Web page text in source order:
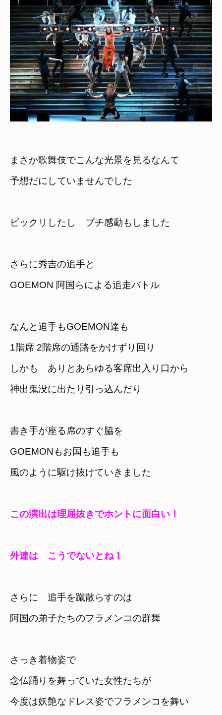
まさか歌舞伎でこんな光景を見るなんて
予想だにしていませんでした
ビックリしたし　プチ感動もしました
さらに秀吉の追手と
GOEMON 阿国らによる追走バトル
なんと追手もGOEMON達も
1階席 2階席の通路をかけずり回り
しかも　ありとあらゆる客席出入り口から
神出鬼没に出たり引っ込んだり
書き手が座る席のすぐ脇を
GOEMONもお国も追手も
風のように駆け抜けていきました
この演出は理屈抜きでホントに面白い！
外連は　こうでないとね！
さらに　追手を蹴散らすのは
阿国の弟子たちのフラメンコの群舞
さっき着物姿で
念仏踊りを舞っていた女性たちが
今度は妖艶なドレス姿でフラメンコを舞い